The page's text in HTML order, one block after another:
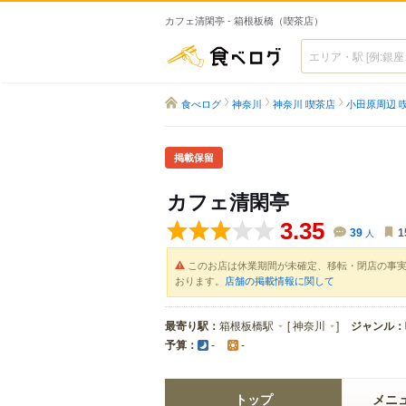
カフェ清閑亭 - 箱根板橋（喫茶店）
食べログ
食べログ 神奈川 神奈川 喫茶店 小田原周辺
掲載保留
カフェ清閑亭
3.35 39 人
このお店は休業期間が未確定、移転・閉店の事
おります。 店舗の掲載情報に関して
最寄り駅： 箱根板橋駅 [神奈川 ] ジャンル：
予算： - -
トップ メニ